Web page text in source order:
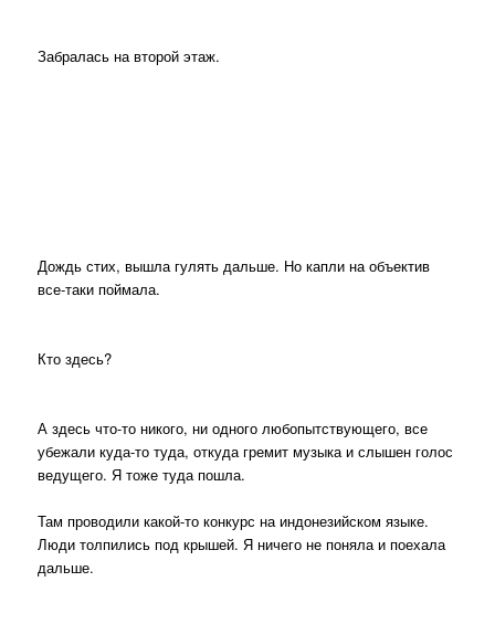
Забралась на второй этаж.
Дождь стих, вышла гулять дальше. Но капли на объектив
все-таки поймала.
Кто здесь?
А здесь что-то никого, ни одного любопытствующего, все
убежали куда-то туда, откуда гремит музыка и слышен голос
ведущего. Я тоже туда пошла.
Там проводили какой-то конкурс на индонезийском языке.
Люди толпились под крышей. Я ничего не поняла и поехала
дальше.